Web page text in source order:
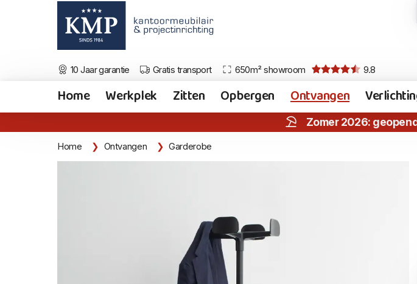
10 Jaar garantie Gratis transport 650m² showroom 9.8
Home Werkplek Zitten Opbergen Ontvangen
Zomer 2026:
Home Ontvangen Garderobe